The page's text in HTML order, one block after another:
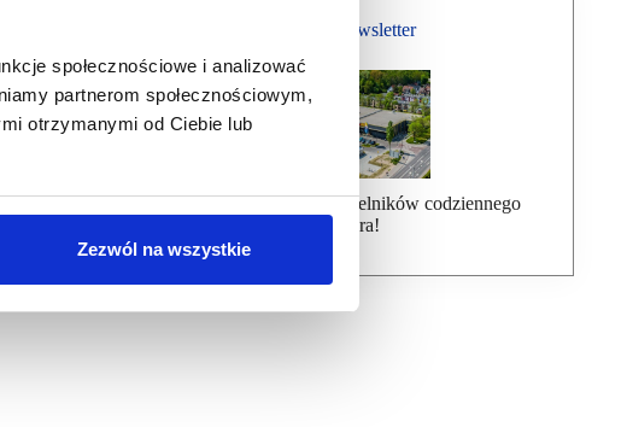
społecznościowe i analizować
partnerom społecznościowym,
otrzymanymi od Ciebie lub
Zezwól na wszystkie
Bezpłatny Newsletter
Dołącz do ponad 7000 czytelników codziennego
newslettera!